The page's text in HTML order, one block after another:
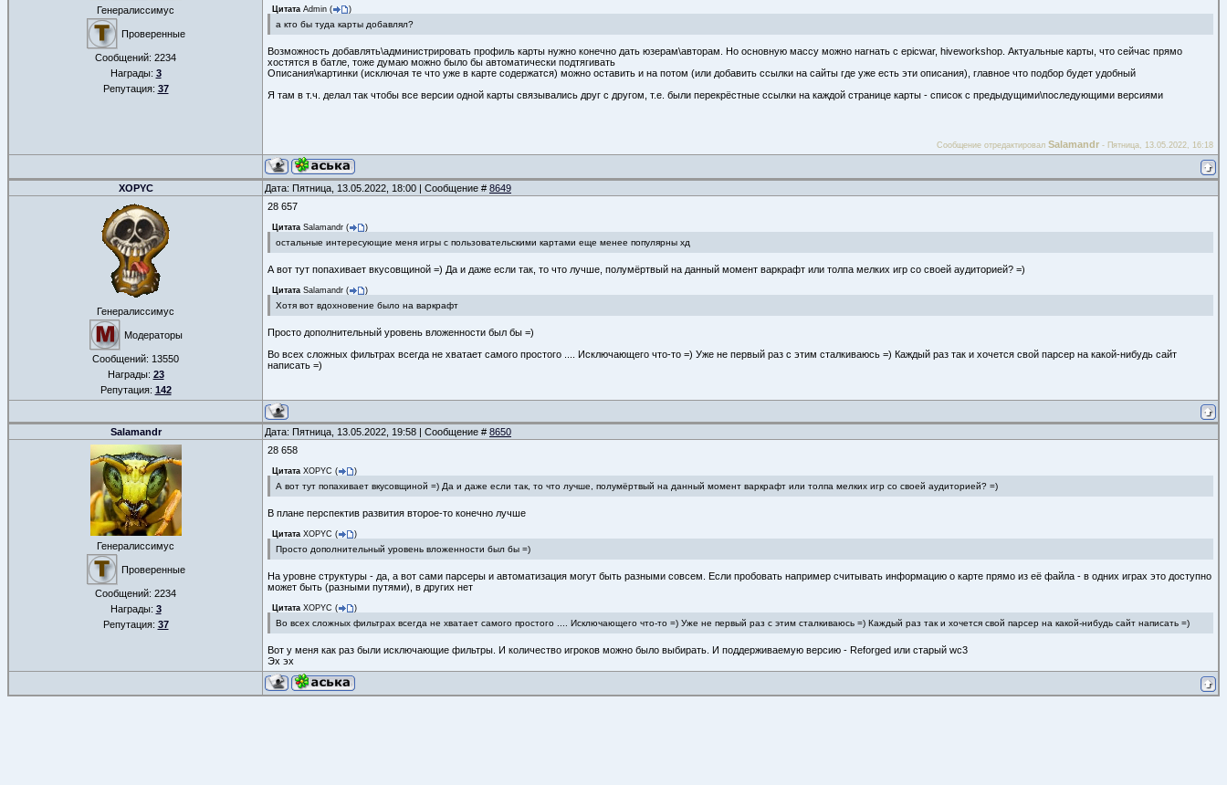
Генералиссимус
Проверенные
Сообщений: 2234
Награды: 3
Репутация: 37
Цитата Admin ( )
а кто бы туда карты добавлял?
Возможность добавлять\администрировать профиль карты нужно конечно дать юзерам\авторам. Но основную массу можно нагнать с epicwar, hiveworkshop. Актуальные карты, что сейчас прямо
хостятся в батле, тоже думаю можно было бы автоматически подтягивать
Описания\картинки (исключая те что уже в карте содержатся) можно оставить и на потом (или добавить ссылки на сайты где уже есть эти описания), главное что подбор будет удобный
Я там в т.ч. делал так чтобы все версии одной карты связывались друг с другом, т.е. были перекрёстные ссылки на каждой странице карты - список с предыдущими\последующими версиями
Сообщение отредактировал Salamandr - Пятница, 13.05.2022, 16:18
XOPYC Дата: Пятница, 13.05.2022, 18:00 | Сообщение # 8649
Генералиссимус
Модераторы
Сообщений: 13550
Награды: 23
Репутация: 142
28 657
Цитата Salamandr ( )
остальные интересующие меня игры с пользовательскими картами еще менее популярны хд
А вот тут попахивает вкусовщиной =) Да и даже если так, то что лучше, полумёртвый на данный момент варкрафт или толпа мелких игр со своей аудиторией? =)
Цитата Salamandr ( )
Хотя вот вдохновение было на варкрафт
Просто дополнительный уровень вложенности был бы =)
Во всех сложных фильтрах всегда не хватает самого простого .... Исключающего что-то =) Уже не первый раз с этим сталкиваюсь =) Каждый раз так и хочется свой парсер на какой-нибудь сайт
написать =)
Salamandr Дата: Пятница, 13.05.2022, 19:58 | Сообщение # 8650
Генералиссимус
Проверенные
Сообщений: 2234
Награды: 3
Репутация: 37
28 658
Цитата XOPYC ( )
А вот тут попахивает вкусовщиной =) Да и даже если так, то что лучше, полумёртвый на данный момент варкрафт или толпа мелких игр со своей аудиторией? =)
В плане перспектив развития второе-то конечно лучше
Цитата XOPYC ( )
Просто дополнительный уровень вложенности был бы =)
На уровне структуры - да, а вот сами парсеры и автоматизация могут быть разными совсем. Если пробовать например считывать информацию о карте прямо из её файла - в одних играх это доступно
может быть (разными путями), в других нет
Цитата XOPYC ( )
Во всех сложных фильтрах всегда не хватает самого простого .... Исключающего что-то =) Уже не первый раз с этим сталкиваюсь =) Каждый раз так и хочется свой парсер на какой-нибудь сайт написать =)
Вот у меня как раз были исключающие фильтры. И количество игроков можно было выбирать. И поддерживаемую версию - Reforged или старый wc3
Эх эх